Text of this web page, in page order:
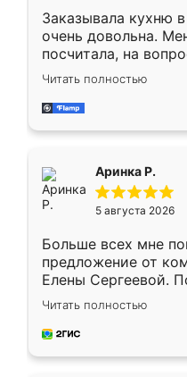
Заказывала кухню
очень довольна.
посчитала, на
Замерщик приехал
делу со всей
за день, ребята
Читать полностью
Аринка Р.
5 августа 2026
Больше всех мне
предложение от
Елены Сергеевой.
короткие сроки
для замера
предложил по
Читать полностью